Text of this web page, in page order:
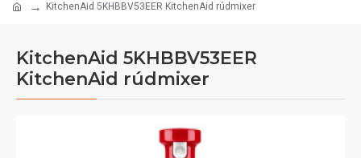
KitchenAid 5KHBBV53EER KitchenAid rúdmixer
KitchenAid 5KHBBV53EER
KitchenAid rúdmixer